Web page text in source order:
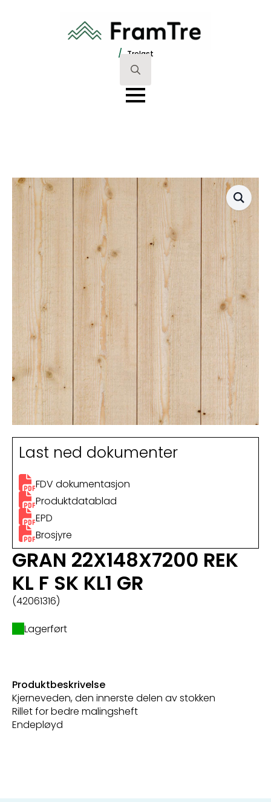
/ Trelast
Search
for:
Last ned dokumenter
FDV dokumentasjon
Produktdatablad
EPD
Brosjyre
GRAN 22X148X7200 REK
KL F SK KL1 GR
(42061316)
Lagerført
Produktbeskrivelse
Kjerneveden, den innerste delen av stokken
Rillet for bedre malingsheft
Endepløyd